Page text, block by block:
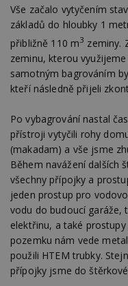
Vše začalo vytyčením
základů do hloubky 1
přibližně 110 m3 zeminy.
zeminu, kterou
samotným bagrováním
kteří následně přijeli
Po vybagrování nastal
přístroji vytyčili rohy
(makadam) a vše jsme
Během navážení dalších
všechny přípojky a
jeden prostup pro
vodu do budoucí garáže,
elektřinu, a také
pozemku nám vede
použili HTEM trubky.
přípojky jsme do